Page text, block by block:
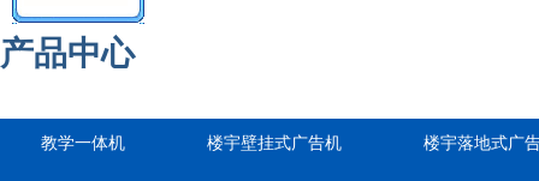
产品中心
教学一体机 楼宇壁挂式广告机 楼宇落地式广